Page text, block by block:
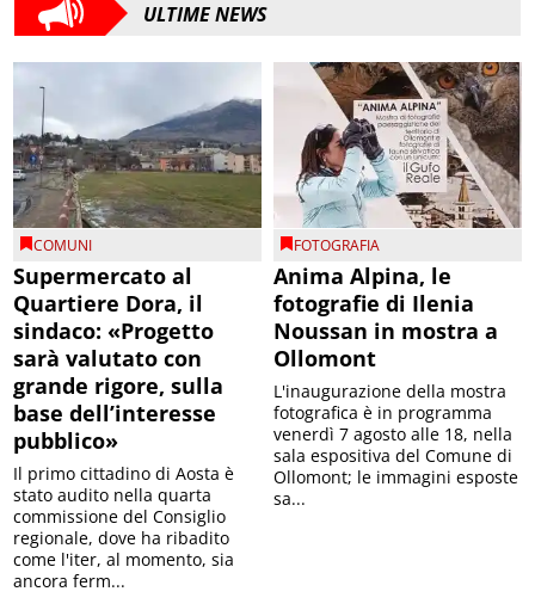
ULTIME NEWS
COMUNI
Supermercato al
Quartiere Dora, il
sindaco: «Progetto
sarà valutato con
grande rigore, sulla
base dell’interesse
pubblico»
Il primo cittadino di Aosta è
stato audito nella quarta
commissione del Consiglio
regionale, dove ha ribadito
come l'iter, al momento, sia
ancora ferm...
FOTOGRAFIA
Anima Alpina, le
fotografie di Ilenia
Noussan in mostra a
Ollomont
L'inaugurazione della mostra
fotografica è in programma
venerdì 7 agosto alle 18, nella
sala espositiva del Comune di
Ollomont; le immagini esposte
sa...